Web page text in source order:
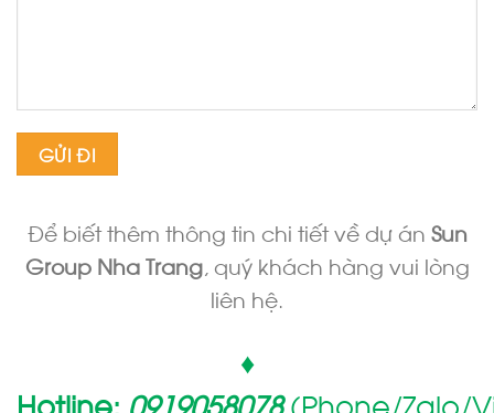
Để biết thêm thông tin chi tiết về dự án Sun
Group Nha Trang, quý khách hàng vui lòng
liên hệ.
♦
Hotline: 0919058078(Phone/Zalo/